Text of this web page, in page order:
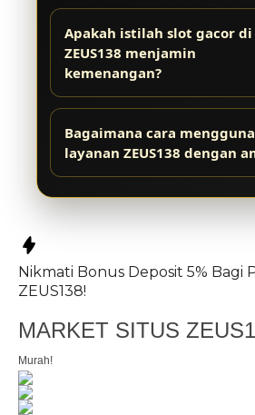
Apakah istilah slot gacor di
ZEUS138 menjamin
kemenangan?
Bagaimana cara
layanan ZEUS138 dengan
Nikmati Bonus Deposit 5% Bagi
ZEUS138!
MARKET SITUS
Murah!